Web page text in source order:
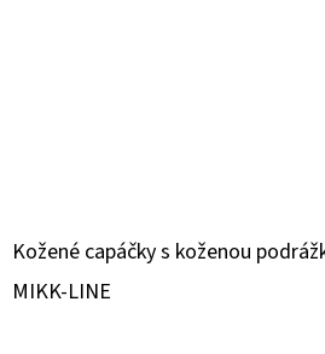
Kožené capáčky s koženou
MIKK-LINE